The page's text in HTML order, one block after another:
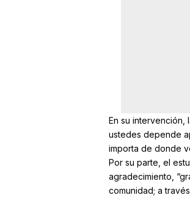
En su intervención,
ustedes depende
importa de donde
Por su parte, el
agradecimiento,
comunidad; a